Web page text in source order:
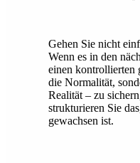
Gehen Sie nicht
Wenn es in den
einen kontrollierten
die Normalität,
Realität – zu
strukturieren Sie
gewachsen ist.